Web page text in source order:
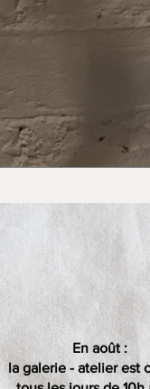
En août :
la galerie - atelier est